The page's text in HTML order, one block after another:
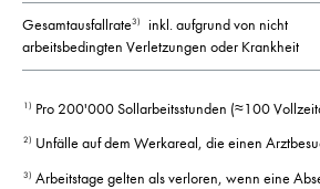
Gesamtausfallrate3)
inkl. aufgrund von nicht
arbeitsbedingten Verletzungen oder Krankheit
1) Pro 200'000 Sollarbeitsstunden (≈100
2) Unfälle auf dem Werkareal, die einen
3) Arbeitstage gelten als verloren, wenn eine